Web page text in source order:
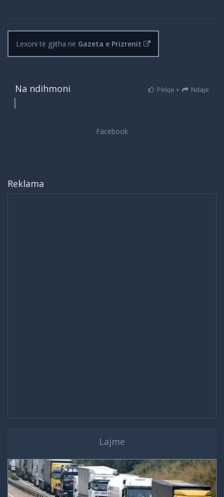
Lexoni të gjitha në Gazeta e Prizrenit
Na ndihmoni Pëlqe + Ndaje
Reklama
Lajme